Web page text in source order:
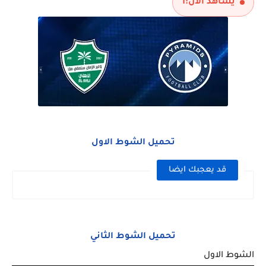
يشاهد الآن:1
تحميل الشوط الاول
قد يعجبك ايضا
تحميل الشوط الثاني
الشوط الاول